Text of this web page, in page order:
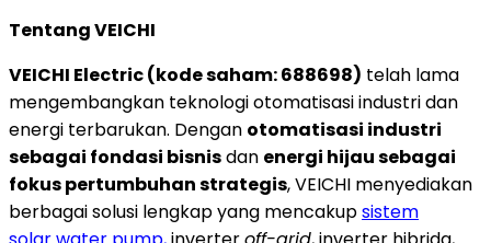
Tentang VEICHI
VEICHI Electric (kode saham: 688698) telah lama
mengembangkan teknologi otomatisasi industri dan
energi terbarukan. Dengan otomatisasi industri
sebagai fondasi bisnisdan energi hijau sebagai
fokus pertumbuhan strategis, VEICHI menyediakan
berbagai solusi lengkap yang mencakupsistem